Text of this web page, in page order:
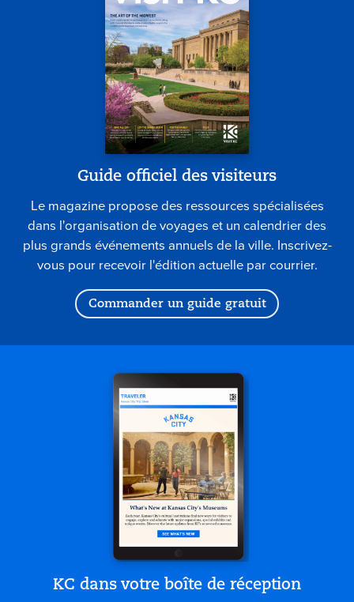
Guide officiel des visiteurs
Le magazine propose des ressources spécialisées
dans l'organisation de voyages et un calendrier des
plus grands événements annuels de la ville. Inscrivez-
vous pour recevoir l'édition actuelle par courrier.
Commander un guide gratuit
KC dans votre boîte de réception